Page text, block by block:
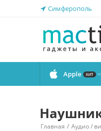
Симферополь
Apple ХИТ 
Главная / Аудио /